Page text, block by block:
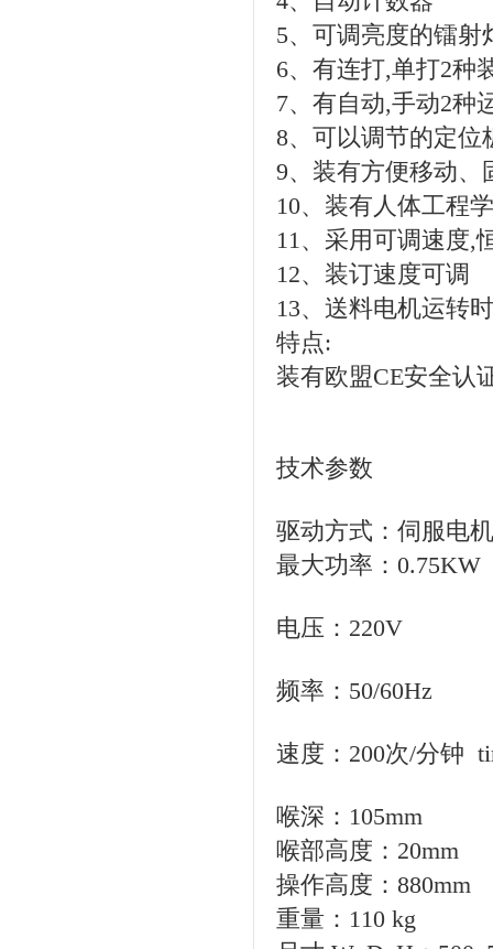
5、可调亮度的镭射
6、有连打,单打2种
7、有自动,手动2种
8、可以调节的定位
9、装有方便移动、
10、装有人体工程
11、采用可调速度,
12、装订速度可调
13、送料电机运转
特点:
装有欧盟CE安全认
技术参数
驱动方式：伺服电
最大功率：0.75KW
电压：220V
频率：50/60Hz
速度：200次/分钟
喉深：105mm
喉部高度：20mm
操作高度：880mm
重量：110 kg